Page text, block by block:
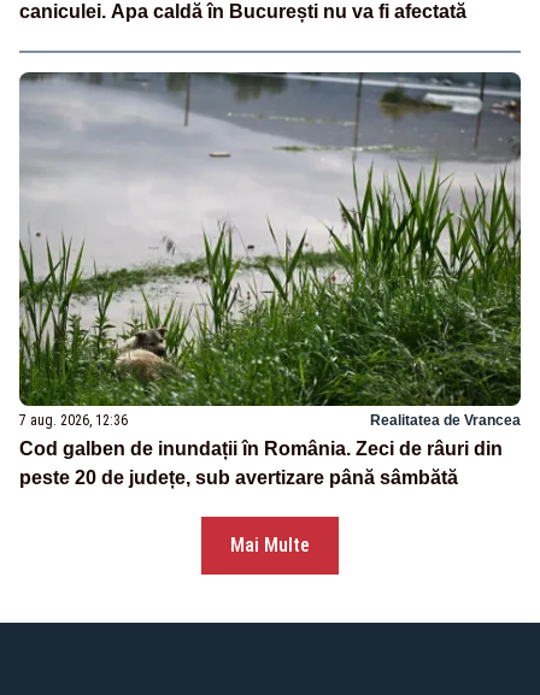
caniculei. Apa caldă în București nu va fi afectată
7 aug. 2026, 12:36 Realitatea de Vrancea
Cod galben de inundații în România. Zeci de râuri din
peste 20 de județe, sub avertizare până sâmbătă
Mai Multe